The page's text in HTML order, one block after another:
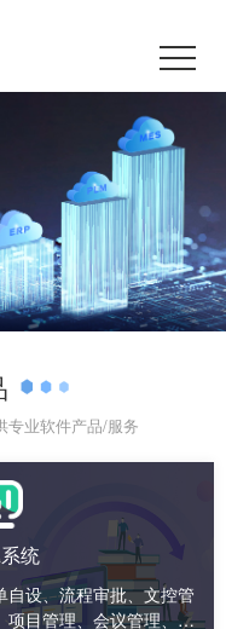
专业软件产品/服务
统
自设、流程审批、文控管
项目管理、会议管理、外